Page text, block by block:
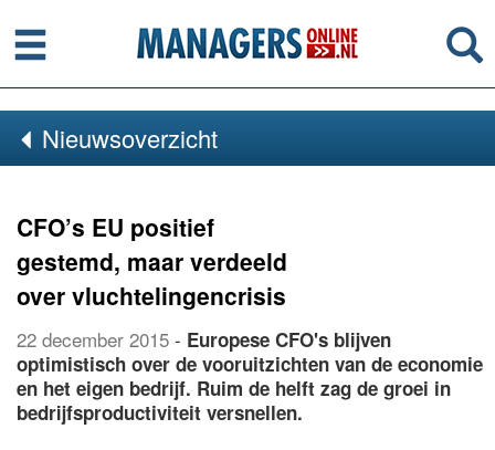
Menu
Nieuwsoverzicht
CFO’s EU positief
gestemd, maar verdeeld
over vluchtelingencrisis
22 december 2015 - Europese CFO's blijven
optimistisch over de vooruitzichten van de economie
en het eigen bedrijf. Ruim de helft zag de groei in
bedrijfsproductiviteit versnellen.